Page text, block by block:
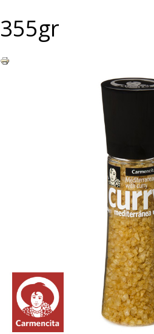
355gr